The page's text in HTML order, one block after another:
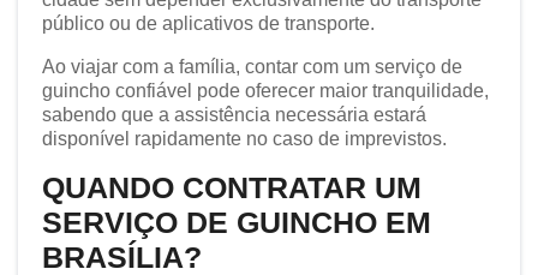
público ou de aplicativos de transporte.
Ao viajar com a família, contar com um serviço de
guincho confiável pode oferecer maior tranquilidade,
sabendo que a assistência necessária estará
disponível rapidamente no caso de imprevistos.
QUANDO CONTRATAR UM
SERVIÇO DE GUINCHO EM
BRASÍLIA?